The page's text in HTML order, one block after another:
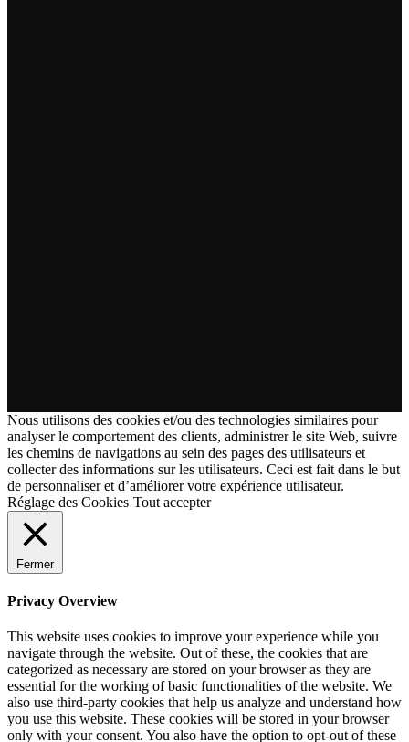
Nous utilisons des cookies et/ou des technologies similaires pour
analyser le comportement des clients, administrer le site Web, suivre
les chemins de navigations au sein des pages des utilisateurs et
collecter des informations sur les utilisateurs. Ceci est fait dans le but
de personnaliser et d’améliorer votre expérience utilisateur.
Réglage des Cookies Tout accepter
Fermer
Privacy Overview
This website uses cookies to improve your experience while you
navigate through the website. Out of these, the cookies that are
categorized as necessary are stored on your browser as they are
essential for the working of basic functionalities of the website. We
also use third-party cookies that help us analyze and understand how
you use this website. These cookies will be stored in your browser
only with your consent. You also have the option to opt-out of these